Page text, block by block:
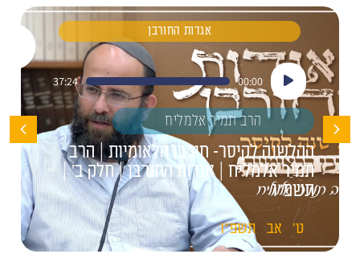
אגדות החורבן
נגן
אודיו
00:00
37:24
הרב תמיר אלמליח
ההלשנה לקיסר- חורבן הלאומיות | הרב
תמיר אלמליח | אגדות החורבן | חלק ב' |
תשפ"ו
ט' אב תשפ"ו